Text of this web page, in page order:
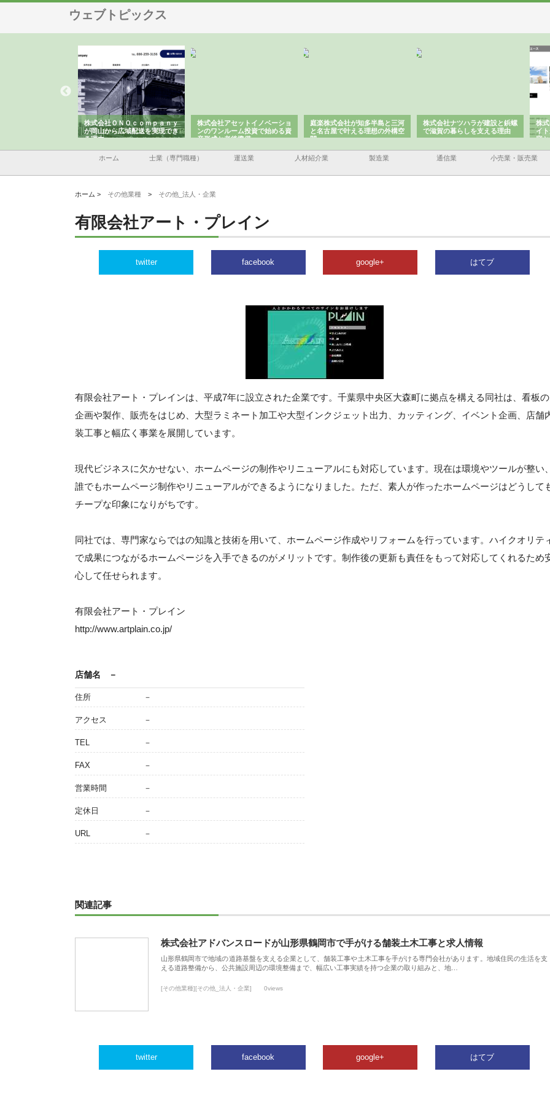
ウェブトピックス
株式会社ＯＮＯｃｏｍｐａｎｙ
が岡山から広域配送を実現でき
る理由
株式会社アセットイノベーショ
ンのワンルーム投資で始める資
産形成と老後準備
庭楽株式会社が知多半島と三河
と名古屋で叶える理想の外構空
間
株式会社ナツハラが建設と鋲螺
で滋賀の暮らしを支える理由
株
イ
容
ホーム 士業（専門職種） 運送業 人材紹介業 製造業 通信業 小売業・販売業
ホーム > その他業種 > その他_法人・企業
有限会社アート・プレイン
twitter facebook google+ はてブ
有限会社アート・プレインは、平成7年に設立された企業です。千葉県中央区大森町に拠点を構える同社は、看板の
企画や製作、販売をはじめ、大型ラミネート加工や大型インクジェット出力、カッティング、イベント企画、店舗
装工事と幅広く事業を展開しています。
現代ビジネスに欠かせない、ホームページの制作やリニューアルにも対応しています。現在は環境やツールが整い
誰でもホームページ制作やリニューアルができるようになりました。ただ、素人が作ったホームページはどうして
チープな印象になりがちです。
同社では、専門家ならではの知識と技術を用いて、ホームページ作成やリフォームを行っています。ハイクオリテ
で成果につながるホームページを入手できるのがメリットです。制作後の更新も責任をもって対応してくれるため
心して任せられます。
有限会社アート・プレイン
http://www.artplain.co.jp/
店舗名 －
住所 －
アクセス －
TEL －
FAX －
営業時間 －
定休日 －
URL －
関連記事
株式会社アドバンスロードが山形県鶴岡市で手がける舗装土木工事と求人情報
山形県鶴岡市で地域の道路基盤を支える企業として、舗装工事や土木工事を手がける専門会社があります。地域住民の生活を支
える道路整備から、公共施設周辺の環境整備まで、幅広い工事実績を持つ企業の取り組みと、地…
[その他業種][その他_法人・企業] 0views
twitter facebook google+ はてブ